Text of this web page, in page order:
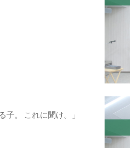
子。 これに聞け。」